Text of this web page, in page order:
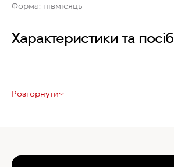
Форма: півмісяць
Характеристики та
Розгорнути